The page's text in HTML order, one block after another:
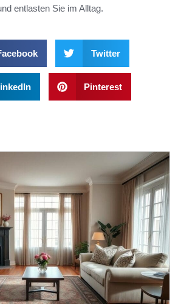
entlasten Sie im Alltag.
Twitter
Pinterest